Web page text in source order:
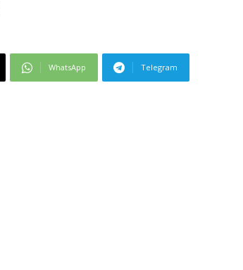
WhatsApp Telegram